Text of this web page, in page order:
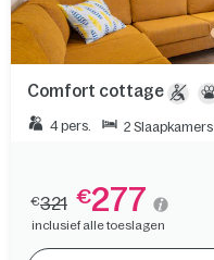
Comfort cottage
4 pers. 2 Slaapkamers
€321 €277
inclusief alle toeslagen